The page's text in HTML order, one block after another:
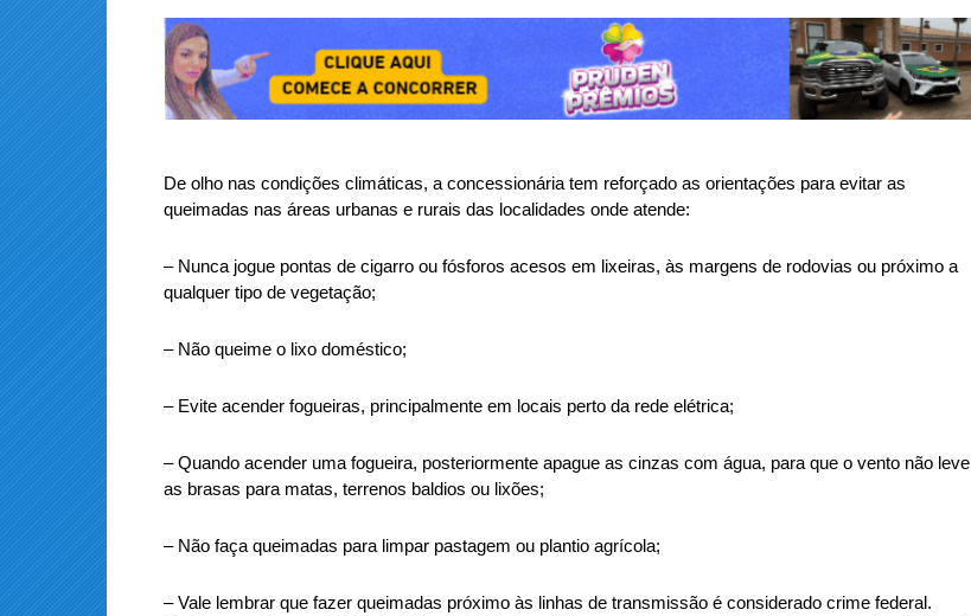
De olho nas condições climáticas, a concessionária tem reforçado as orientações para evitar as
queimadas nas áreas urbanas e rurais das localidades onde atende:
– Nunca jogue pontas de cigarro ou fósforos acesos em lixeiras, às margens de rodovias ou próximo a
qualquer tipo de vegetação;
– Não queime o lixo doméstico;
– Evite acender fogueiras, principalmente em locais perto da rede elétrica;
– Quando acender uma fogueira, posteriormente apague as cinzas com água, para que o vento não leve
as brasas para matas, terrenos baldios ou lixões;
– Não faça queimadas para limpar pastagem ou plantio agrícola;
– Vale lembrar que fazer queimadas próximo às linhas de transmissão é considerado crime federal.